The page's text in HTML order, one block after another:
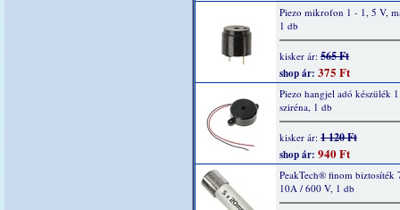
Piezo mikrofon 1 - 1, 5 V,
1 db
kisker ár: 565 Ft
shop ár: 375 Ft
Piezo hangjel adó készülék
sziréna, 1 db
kisker ár: 1 120 Ft
shop ár: 940 Ft
PeakTech® finom biztosíték
10A / 600 V, 1 db